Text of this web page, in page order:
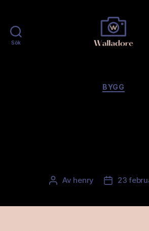
Sök
BYGG
Inläggsförfattare
Av henry 23